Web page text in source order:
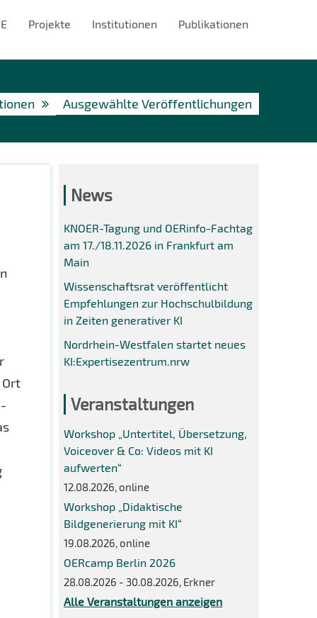
Projekte Institutionen Publikationen
Ausgewählte Veröffentlichungen
News
KNOER-Tagung und OERinfo-Fachtag
am 17./18.11.2026 in Frankfurt am
Main
Wissenschaftsrat veröffentlicht
Empfehlungen zur Hochschulbildung
in Zeiten generativer KI
Nordrhein-Westfalen startet neues
KI:Expertisezentrum.nrw
Veranstaltungen
Workshop „Untertitel, Übersetzung,
Voiceover & Co: Videos mit KI
aufwerten“
12.08.2026, online
Workshop „Didaktische
Bildgenerierung mit KI“
19.08.2026, online
OERcamp Berlin 2026
28.08.2026 - 30.08.2026, Erkner
Alle Veranstaltungen anzeigen